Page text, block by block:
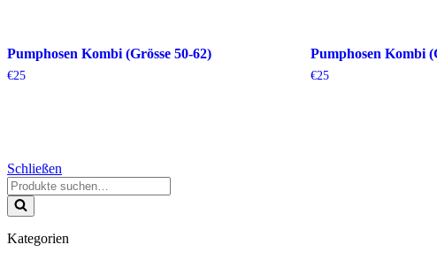
Pumphosen Kombi (Grösse 50-62)
€25
Pumphosen Kombi
€25
Schließen
Kategorien